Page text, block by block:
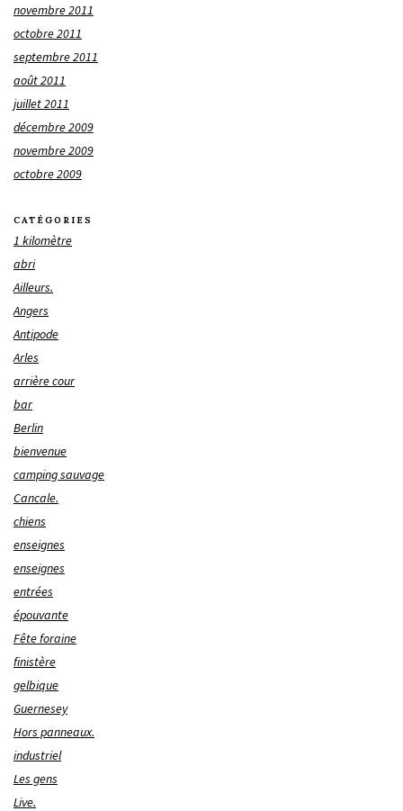
novembre 2011
octobre 2011
septembre 2011
août 2011
juillet 2011
décembre 2009
novembre 2009
octobre 2009
CATÉGORIES
1 kilomètre
abri
Ailleurs.
Angers
Antipode
Arles
arrière cour
bar
Berlin
bienvenue
camping sauvage
Cancale.
chiens
enseignes
enseignes
entrées
épouvante
Fête foraine
finistère
gelbique
Guernesey
Hors panneaux.
industriel
Les gens
Live.